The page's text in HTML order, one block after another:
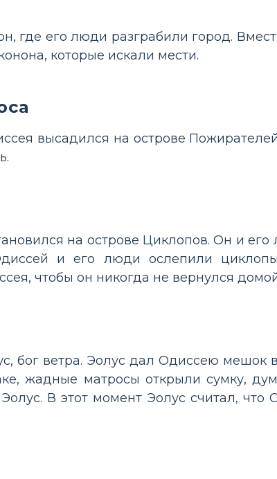
где его люди разграбили город.
которые искали мести.
высадился на острове
на острове Циклопов. Он и
и его люди ослепили
чтобы он никогда не вернулся
бог ветра. Эолус дал Одиссею мешок
жадные матросы открыли сумку,
В этот момент Эолус считал, что